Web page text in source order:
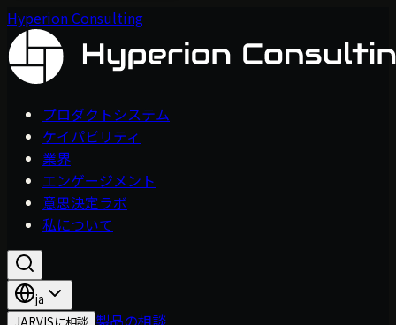
Hyperion Consulting
プロダクトシステム
ケイパビリティ
業界
エンゲージメント
意思決定ラボ
私について
ja
製品の相談